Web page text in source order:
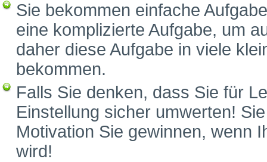
Sie bekommen einfache
eine komplizierte Aufgabe, um
daher diese Aufgabe in viele
bekommen.
Falls Sie denken, dass Sie für
Einstellung sicher umwerten!
Motivation Sie gewinnen, wenn
wird!